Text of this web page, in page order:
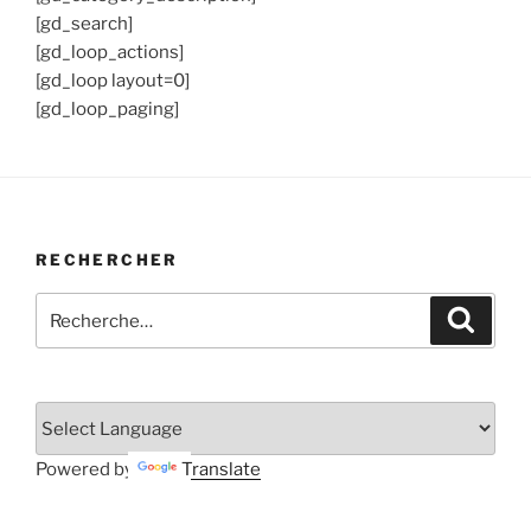
[gd_search]
[gd_loop_actions]
[gd_loop layout=0]
[gd_loop_paging]
RECHERCHER
pour
Powered by Translate